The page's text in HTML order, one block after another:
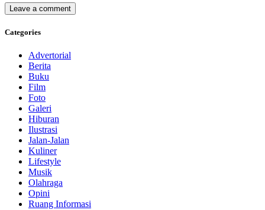
Categories
Advertorial
Berita
Buku
Film
Foto
Galeri
Hiburan
Ilustrasi
Jalan-Jalan
Kuliner
Lifestyle
Musik
Olahraga
Opini
Ruang Informasi